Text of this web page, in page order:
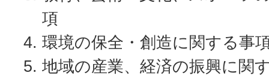
項
環境の保全・創造に関する事
地域の産業、経済の振興に関